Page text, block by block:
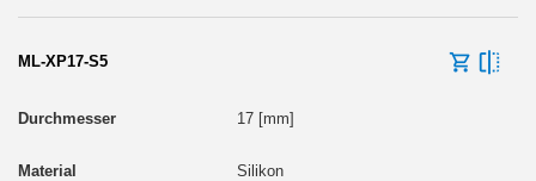
ML-XP17-S5
17 [mm]
Silikon